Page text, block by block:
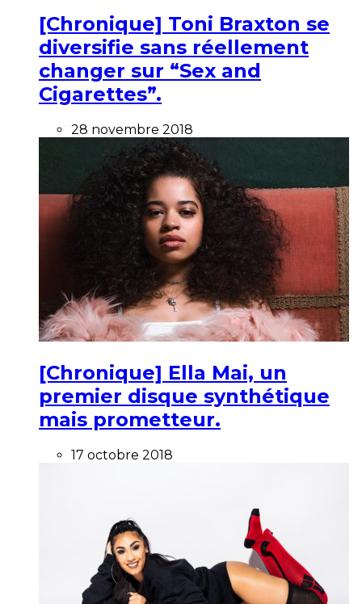
[Chronique] Toni Braxton se
diversifie sans réellement
changer sur “Sex and
Cigarettes”.
28 novembre 2018
[Chronique] Ella Mai, un
premier disque synthétique
mais prometteur.
17 octobre 2018